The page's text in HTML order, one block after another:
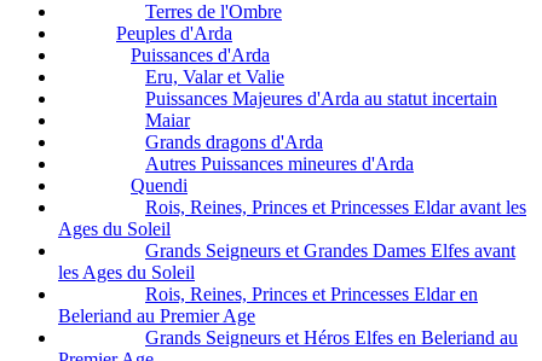
Terres de l'Ombre
Peuples d'Arda
Puissances d'Arda
Eru, Valar et Valie
Puissances Majeures d'Arda au statut incertain
Maiar
Grands dragons d'Arda
Autres Puissances mineures d'Arda
Quendi
Rois, Reines, Princes et Princesses Eldar avant les
Ages du Soleil
Grands Seigneurs et Grandes Dames Elfes avant
les Ages du Soleil
Rois, Reines, Princes et Princesses Eldar en
Beleriand au Premier Age
Grands Seigneurs et Héros Elfes en Beleriand au